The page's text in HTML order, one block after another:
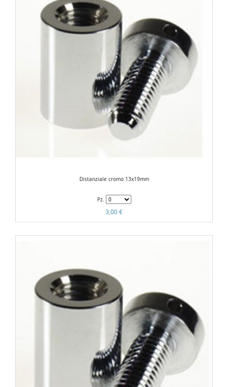
Distanziale cromo 13x19mm
Pz.
3,00 €